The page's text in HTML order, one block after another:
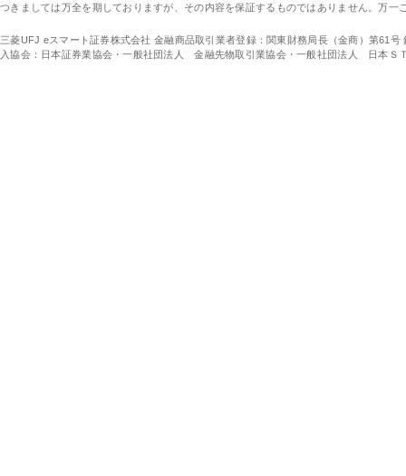
つきましては万全を期しておりますが、その内容を保証するものではありません。万
三菱UFJ eスマート証券株式会社 金融商品取引業者登録：関東財務局長（金商）第61
入協会：日本証券業協会・一般社団法人 金融先物取引業協会・一般社団法人 日本